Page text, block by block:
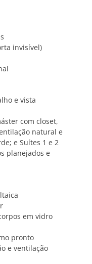
invisível)
e vista
com closet,
natural e
e Suítes 1 e 2
planejados e
em vidro
pronto
e ventilação